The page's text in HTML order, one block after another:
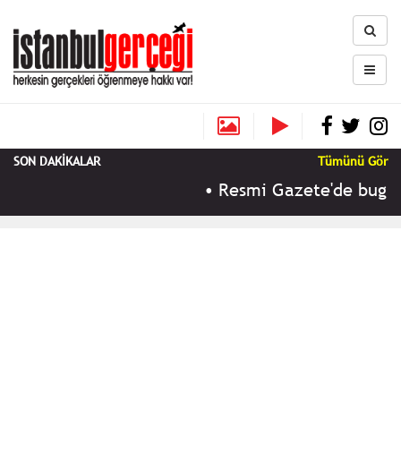
SON DAKİKALAR Tümünü Gör
Resmi Gazete'de bugün